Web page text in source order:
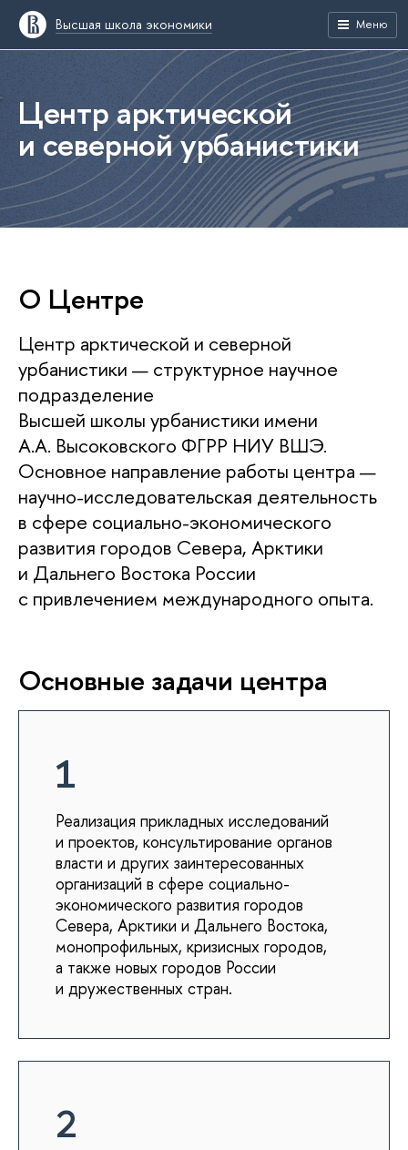
Высшая школа экономики Меню
Центр арктической
и северной урбанистики
О Центре
Центр арктической и северной
урбанистики — структурное научное
подразделение
Высшей школы урбанистики имени
А.А. Высоковского ФГРР НИУ ВШЭ.
Основное направление работы центра —
научно-исследовательская деятельность
в сфере социально-экономического
развития городов Севера, Арктики
и Дальнего Востока России
с привлечением международного опыта.
Основные задачи центра
1
Реализация прикладных исследований
и проектов, консультирование органов
власти и других заинтересованных
организаций в сфере социально-
экономического развития городов
Севера, Арктики и Дальнего Востока,
монопрофильных, кризисных городов,
а также новых городов России
и дружественных стран.
2